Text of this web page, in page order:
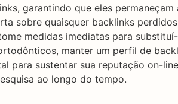
garantindo que eles permaneçam
sobre quaisquer backlinks
medidas imediatas para
manter um perfil de
para sustentar sua reputação on-
ao longo do tempo.